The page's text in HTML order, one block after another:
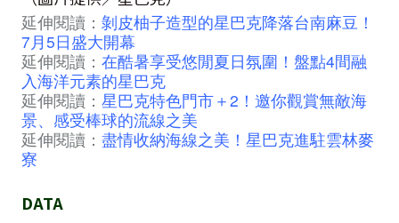
延伸閱讀： 剝皮柚子造型的星巴克降落台南麻豆！
7月5日盛大開幕
延伸閱讀： 在酷暑享受悠閒夏日氛圍！盤點4間融
入海洋元素的星巴克
延伸閱讀： 星巴克特色門市＋2！邀你觀賞無敵海
景、感受棒球的流線之美
延伸閱讀： 盡情收納海線之美！星巴克進駐雲林麥
寮
DATA